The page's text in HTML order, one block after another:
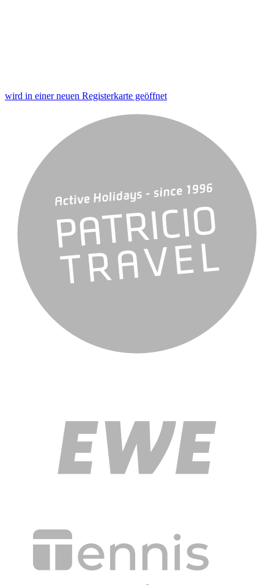
wird in einer neuen Registerkarte geöffnet